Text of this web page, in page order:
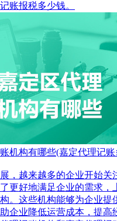
账报税多少钱。
机构有哪些(嘉定代理记
，越来越多的企业开始关
更好地满足企业的需求，
。这些机构能够为企业提
企业降低运营成本，提高